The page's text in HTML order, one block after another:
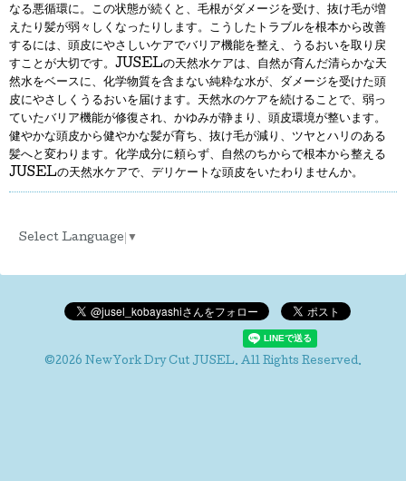
なる悪循環に。この状態が続くと、毛根がダメージを受け、抜け毛が増
えたり髪が弱々しくなったりします。こうしたトラブルを根本から改善
するには、頭皮にやさしいケアでバリア機能を整え、うるおいを取り戻
すことが大切です。JUSELの天然水ケアは、自然が育んだ清らかな天
然水をベースに、化学物質を含まない純粋な水が、ダメージを受けた頭
皮にやさしくうるおいを届けます。天然水のケアを続けることで、弱っ
ていたバリア機能が修復され、かゆみが静まり、頭皮環境が整います。
健やかな頭皮から健やかな髪が育ち、抜け毛が減り、ツヤとハリのある
髪へと変わります。化学成分に頼らず、自然のちからで根本から整える
JUSELの天然水ケアで、デリケートな頭皮をいたわりませんか。
Select Language ▼
©2026 NewYork Dry Cut JUSEL. All Rights Reserved.